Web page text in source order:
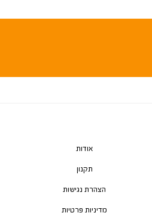
אודות
תקנון
הצהרת נגישות
מדיניות פרטיות